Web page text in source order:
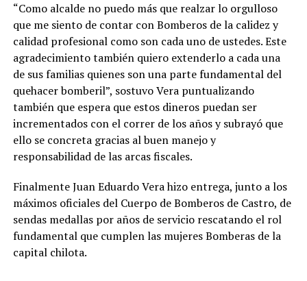
“Como alcalde no puedo más que realzar lo orgulloso
que me siento de contar con Bomberos de la calidez y
calidad profesional como son cada uno de ustedes. Este
agradecimiento también quiero extenderlo a cada una
de sus familias quienes son una parte fundamental del
quehacer bomberil”, sostuvo Vera puntualizando
también que espera que estos dineros puedan ser
incrementados con el correr de los años y subrayó que
ello se concreta gracias al buen manejo y
responsabilidad de las arcas fiscales.
Finalmente Juan Eduardo Vera hizo entrega, junto a los
máximos oficiales del Cuerpo de Bomberos de Castro, de
sendas medallas por años de servicio rescatando el rol
fundamental que cumplen las mujeres Bomberas de la
capital chilota.